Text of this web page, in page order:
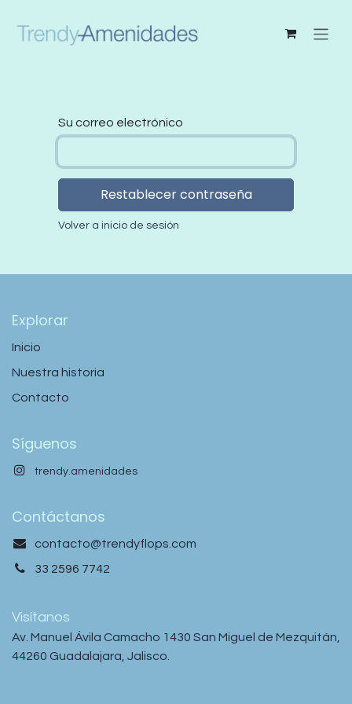
Su correo electrónico
Restablecer contraseña
Volver a inicio de sesión
Explorar
Inicio
Nuestra historia
Contacto
Síguenos
trendy.amenidades
Contáctanos
contacto@trendyflops.com
33 2596 7742
Visítanos
Av. Manuel Ávila Camacho 1430 San Miguel de Mezquitán,
44260 Guadalajara, Jalisco.